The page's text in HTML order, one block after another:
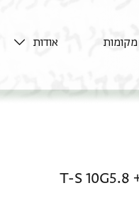
מקומות אודות
T-S 10G5.8